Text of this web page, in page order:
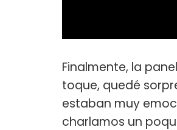
Finalmente, la
toque, quedé
estaban muy
charlamos un